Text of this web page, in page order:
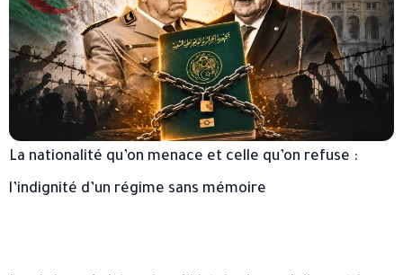
La nationalité qu’on menace et celle qu’on refuse :
l’indignité d’un régime sans mémoire